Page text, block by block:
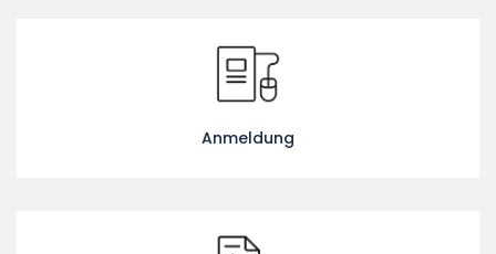
Anmeldung